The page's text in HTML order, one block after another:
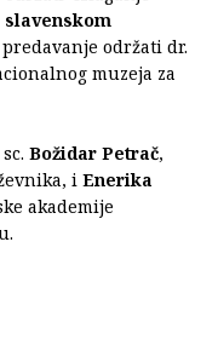
slavenskom
održati dr.
muzeja za
Božidar Petrač,
i Enerika
akademije